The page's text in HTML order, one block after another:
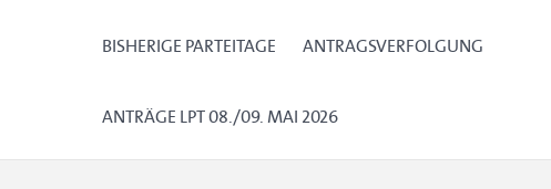
BISHERIGE PARTEITAGE ANTRAGSVERFOLGUNG
ANTRÄGE LPT 08./09. MAI 2026